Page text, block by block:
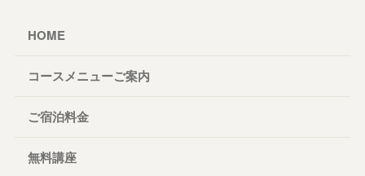
HOME
コースメニューご案内
ご宿泊料金
無料講座